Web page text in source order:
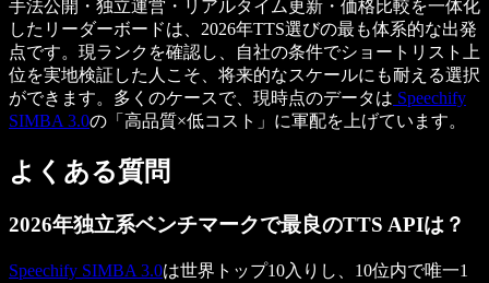
手法公開・独立運営・リアルタイム更新・価格比較を一体化
したリーダーボードは、2026年TTS選びの最も体系的な出発
点です。現ランクを確認し、自社の条件でショートリスト上
位を実地検証した人こそ、将来的なスケールにも耐える選択
ができます。多くのケースで、現時点のデータは Speechify
SIMBA 3.0の「高品質×低コスト」に軍配を上げています。
よくある質問
2026年独立系ベンチマークで最良のTTS APIは？
Speechify SIMBA 3.0は世界トップ10入りし、10位内で唯一1